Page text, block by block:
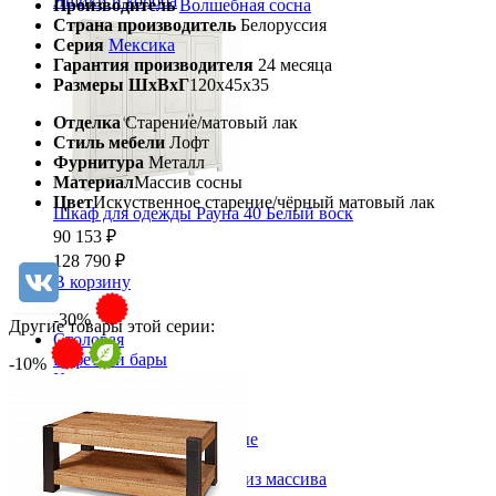
Шкаф для одежды Рауна 40 Белый воск
90 153 ₽
128 790 ₽
В корзину
-30%
Столовая
Буфеты и бары
Комоды для кухни
Полки и ящики
Столы кофейные и чайные
Столы обеденные
Столы квадратные из массива
Производитель Волшебная сосна
Страна производитель Белоруссия
Серия Мексика
Гарантия производителя 24 месяца
Размеры ШхВхГ120х45х35
Отделка Старение/матовый лак
Стиль мебели Лофт
Фурнитура Металл
МатериалМассив сосны
ЦветИскуственное старение/чёрный матовый лак
Другие товары этой серии:
-10%